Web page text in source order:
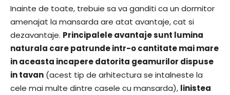
Inainte de toate, trebuie sa va ganditi ca un dormitor
amenajat la mansarda are atat avantaje, cat si
dezavantaje. Principalele avantaje sunt lumina
naturala care patrunde intr-o cantitate mai mare
in aceasta incapere datorita geamurilor dispuse
in tavan (acest tip de arhitectura se intalneste la
cele mai multe dintre casele cu mansarda), linistea